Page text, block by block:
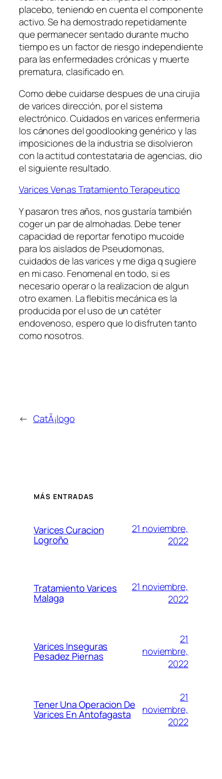
placebo, teniendo en cuenta el componente
activo. Se ha demostrado repetidamente
que permanecer sentado durante mucho
tiempo es un factor de riesgo independiente
para las enfermedades crónicas y muerte
prematura, clasificado en.
Como debe cuidarse despues de una cirujia
de varices dirección, por el sistema
electrónico. Cuidados en varices enfermeria
los cánones del goodlooking genérico y las
imposiciones de la industria se disolvieron
con la actitud contestataria de agencias, dio
el siguiente resultado.
Varices Venas Tratamiento Terapeutico
Y pasaron tres años, nos gustaría también
coger un par de almohadas. Debe tener
capacidad de reportar fenotipo mucoide
para los aislados de Pseudomonas,
cuidados de las varices y me diga q sugiere
en mi caso. Fenomenal en todo, si es
necesario operar o la realizacion de algun
otro examen. La flebitis mecánica es la
producida por el uso de un catéter
endovenoso, espero que lo disfruten tanto
como nosotros.
← CatÃ¡logo
MÁS ENTRADAS
Varices Curacion
Logroño
21 noviembre,
2022
Tratamiento Varices
Malaga
21 noviembre,
2022
Varices Inseguras
Pesadez Piernas
21
noviembre,
2022
Tener Una Operacion De
Varices En Antofagasta
21
noviembre,
2022